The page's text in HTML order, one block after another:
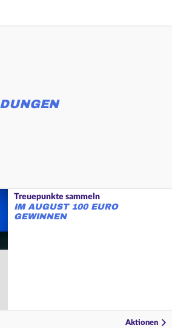
Treuepunkte sammeln
IM AUGUST 100 EURO
GEWINNEN
Aktionen